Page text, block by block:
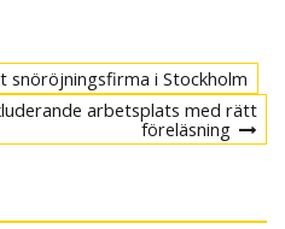
snöröjningsfirma i Stockholm
arbetsplats med rätt
föreläsning